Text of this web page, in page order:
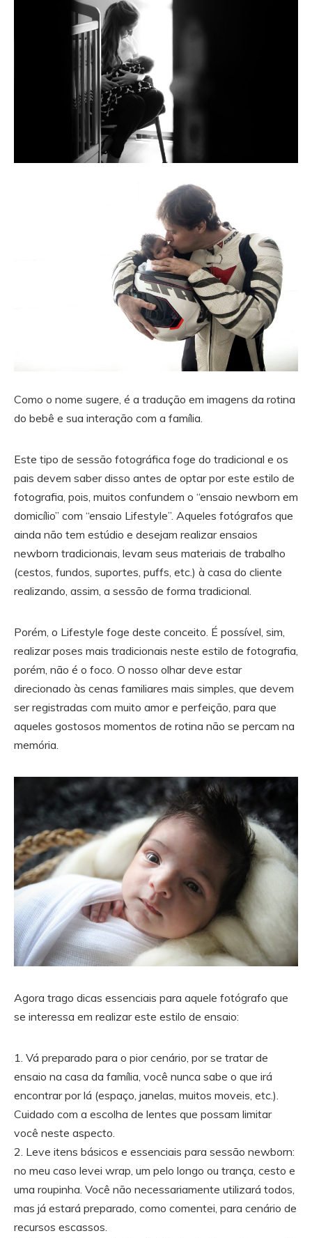
Como o nome sugere, é a tradução em imagens da rotina
do bebê e sua interação com a família.
Este tipo de sessão fotográfica foge do tradicional e os
pais devem saber disso antes de optar por este estilo de
fotografia, pois, muitos confundem o “ensaio newborn em
domicílio” com “ensaio Lifestyle”. Aqueles fotógrafos que
ainda não tem estúdio e desejam realizar ensaios
newborn tradicionais, levam seus materiais de trabalho
(cestos, fundos, suportes, puffs, etc.) à casa do cliente
realizando, assim, a sessão de forma tradicional.
Porém, o Lifestyle foge deste conceito. É possível, sim,
realizar poses mais tradicionais neste estilo de fotografia,
porém, não é o foco. O nosso olhar deve estar
direcionado às cenas familiares mais simples, que devem
ser registradas com muito amor e perfeição, para que
aqueles gostosos momentos de rotina não se percam na
memória.
Agora trago dicas essenciais para aquele fotógrafo que
se interessa em realizar este estilo de ensaio:
1. Vá preparado para o pior cenário, por se tratar de
ensaio na casa da família, você nunca sabe o que irá
encontrar por lá (espaço, janelas, muitos moveis, etc.).
Cuidado com a escolha de lentes que possam limitar
você neste aspecto.
2. Leve itens básicos e essenciais para sessão newborn:
no meu caso levei wrap, um pelo longo ou trança, cesto e
uma roupinha. Você não necessariamente utilizará todos,
mas já estará preparado, como comentei, para cenário de
recursos escassos.